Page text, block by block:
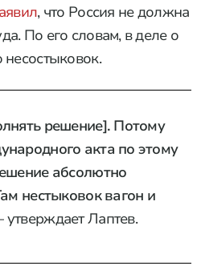
, что Россия не должна
По его словам, в деле о
несостыковок.
решение]. Потому
акта по этому
абсолютно
нестыковок вагон и
утверждает Лаптев.